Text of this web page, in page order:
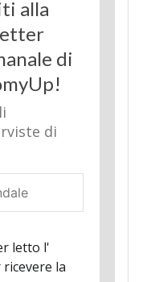
alla
di
di
letto l'
la